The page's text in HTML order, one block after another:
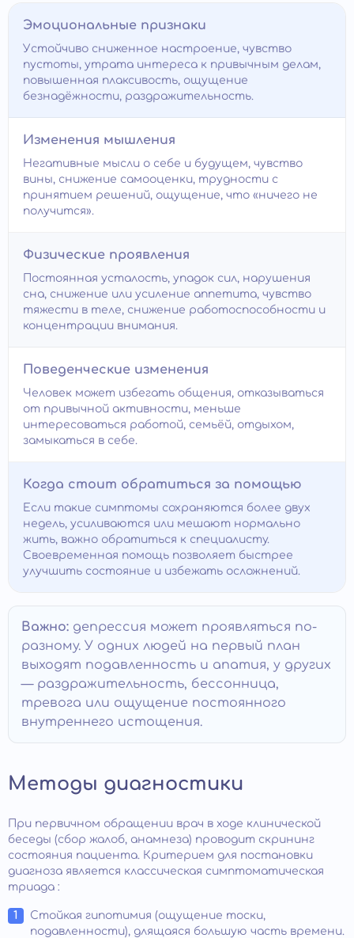
Эмоциональные признаки
Устойчиво сниженное настроение, чувство
пустоты, утрата интереса к привычным делам,
повышенная плаксивость, ощущение
безнадёжности, раздражительность.
Изменения мышления
Негативные мысли о себе и будущем, чувство
вины, снижение самооценки, трудности с
принятием решений, ощущение, что «ничего не
получится».
Физические проявления
Постоянная усталость, упадок сил, нарушения
сна, снижение или усиление аппетита, чувство
тяжести в теле, снижение работоспособности и
концентрации внимания.
Поведенческие изменения
Человек может избегать общения, отказываться
от привычной активности, меньше
интересоваться работой, семьёй, отдыхом,
замыкаться в себе.
Когда стоит обратиться за помощью
Если такие симптомы сохраняются более двух
недель, усиливаются или мешают нормально
жить, важно обратиться к специалисту.
Своевременная помощь позволяет быстрее
улучшить состояние и избежать осложнений.
Важно: депрессия может проявляться по-
разному. У одних людей на первый план
выходят подавленность и апатия, у других
— раздражительность, бессонница,
тревога или ощущение постоянного
внутреннего истощения.
Методы диагностики
При первичном обращении врач в ходе клинической
беседы (сбор жалоб, анамнеза) проводит скрининг
состояния пациента. Критерием для постановки
диагноза является классическая симптоматическая
триада :
Стойкая гипотимия (ощущение тоски,
подавленности), длящаяся большую часть времени.